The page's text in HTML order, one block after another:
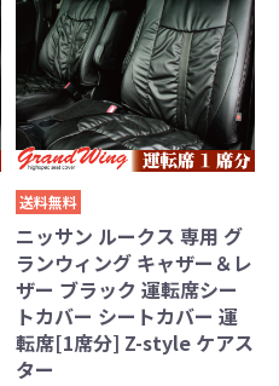
送料無料
ニッサン ルークス 専用 グ
ランウィング キャザー＆レ
ザー ブラック 運転席シー
トカバー シートカバー 運
転席[1席分] Z-style ケアス
ター